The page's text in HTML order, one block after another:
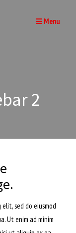
Menu
2
sed do eiusmod
Ut enim ad minim